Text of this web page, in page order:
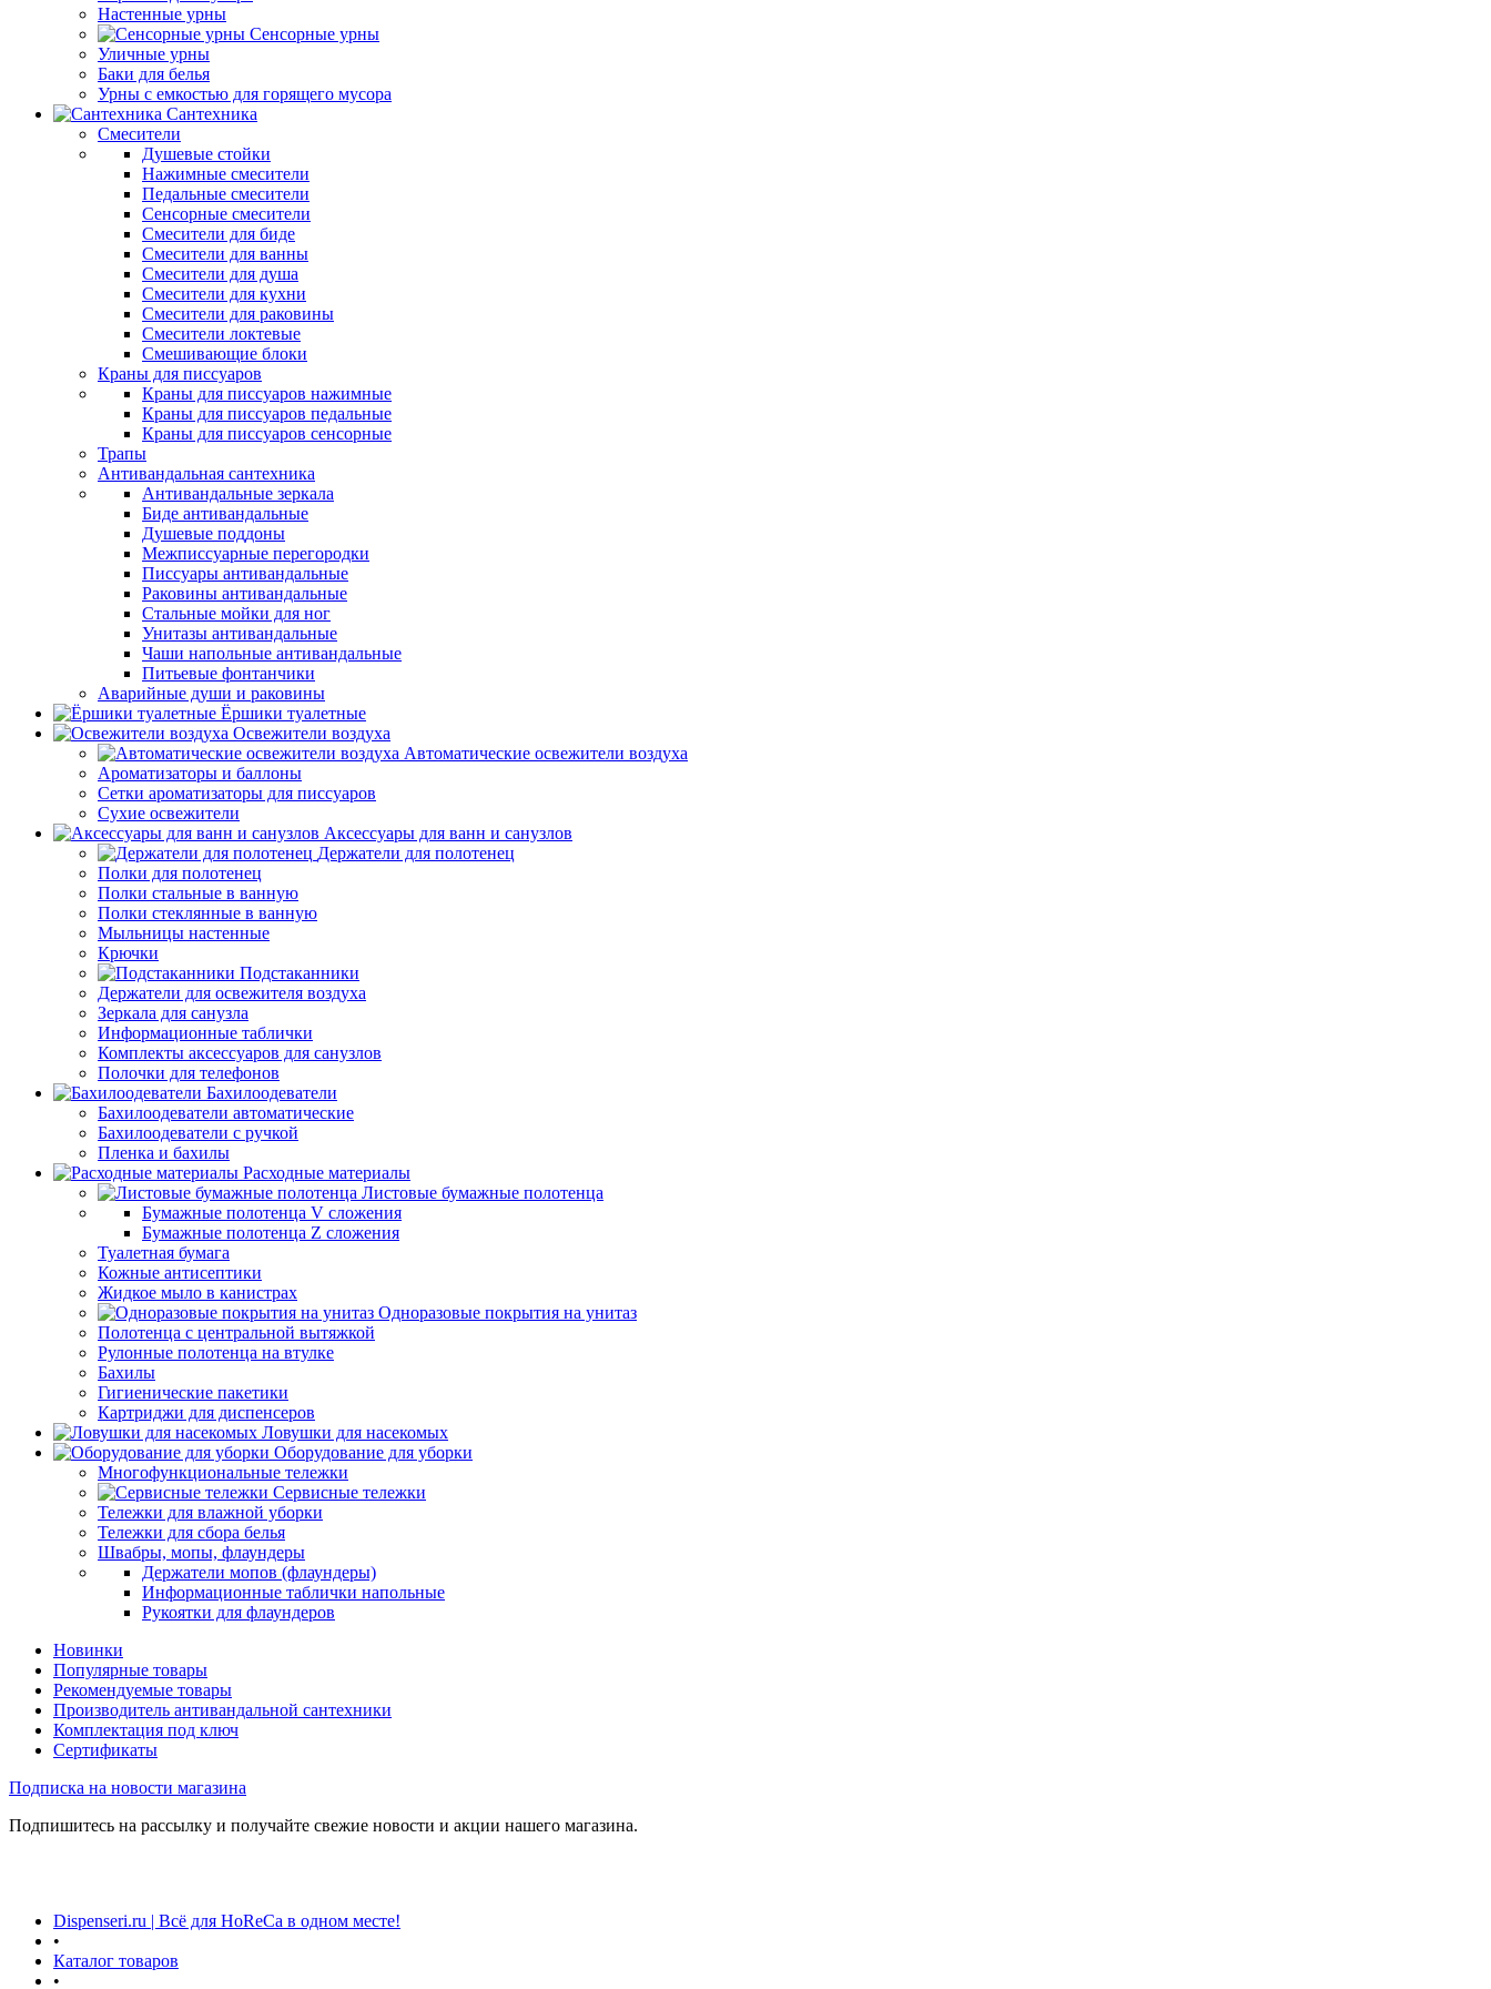
Настенные урны
Сенсорные урны
Уличные урны
Баки для белья
Урны с емкостью для горящего мусора
Сантехника
Смесители
Душевые стойки
Нажимные смесители
Педальные смесители
Сенсорные смесители
Смесители для биде
Смесители для ванны
Смесители для душа
Смесители для кухни
Смесители для раковины
Смесители локтевые
Смешивающие блоки
Краны для писсуаров
Краны для писсуаров нажимные
Краны для писсуаров педальные
Краны для писсуаров сенсорные
Трапы
Антивандальная сантехника
Антивандальные зеркала
Биде антивандальные
Душевые поддоны
Межписсуарные перегородки
Писсуары антивандальные
Раковины антивандальные
Стальные мойки для ног
Унитазы антивандальные
Чаши напольные антивандальные
Питьевые фонтанчики
Аварийные души и раковины
Ёршики туалетные
Освежители воздуха
Автоматические освежители воздуха
Ароматизаторы и баллоны
Сетки ароматизаторы для писсуаров
Сухие освежители
Аксессуары для ванн и санузлов
Держатели для полотенец
Полки для полотенец
Полки стальные в ванную
Полки стеклянные в ванную
Мыльницы настенные
Крючки
Подстаканники
Держатели для освежителя воздуха
Зеркала для санузла
Информационные таблички
Комплекты аксессуаров для санузлов
Полочки для телефонов
Бахилоодеватели
Бахилоодеватели автоматические
Бахилоодеватели с ручкой
Пленка и бахилы
Расходные материалы
Листовые бумажные полотенца
Бумажные полотенца V сложения
Бумажные полотенца Z сложения
Туалетная бумага
Кожные антисептики
Жидкое мыло в канистрах
Одноразовые покрытия на унитаз
Полотенца с центральной вытяжкой
Рулонные полотенца на втулке
Бахилы
Гигиенические пакетики
Картриджи для диспенсеров
Ловушки для насекомых
Оборудование для уборки
Многофункциональные тележки
Сервисные тележки
Тележки для влажной уборки
Тележки для сбора белья
Швабры, мопы, флаундеры
Держатели мопов (флаундеры)
Информационные таблички напольные
Рукоятки для флаундеров
Новинки
Популярные товары
Рекомендуемые товары
Производитель антивандальной сантехники
Комплектация под ключ
Сертификаты
Подписка на новости магазина
Подпишитесь на рассылку и получайте свежие новости и акции нашего магазина.
Dispenseri.ru | Всё для HoReCa в одном месте!
•
Каталог товаров
•